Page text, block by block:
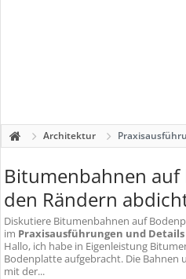
Architektur
Bitumenbahnen
den Rändern
Diskutiere Bitumenbahnen auf
im Praxisausführungen und Details
Hallo, ich habe in Eigenleistung
Bodenplatte aufgebracht. Die
mit der...